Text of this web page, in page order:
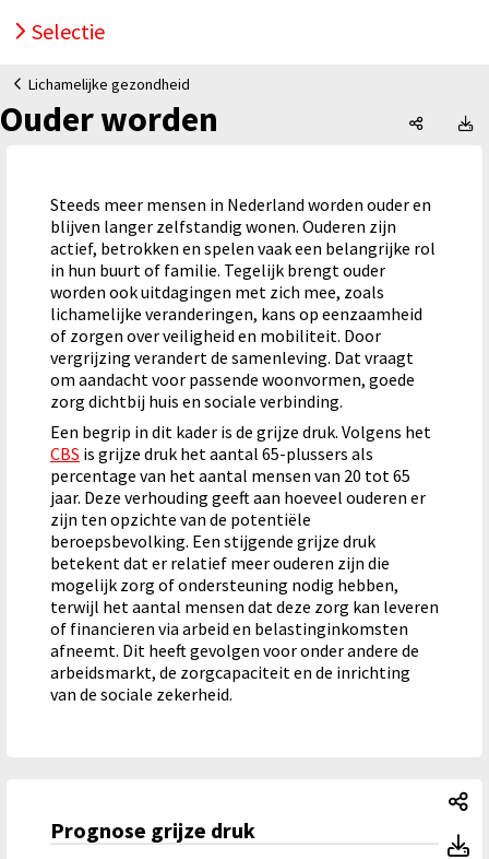
Selectie
Lichamelijke gezondheid
Ouder worden Ouder
Steeds meer mensen in Nederland worden ouder en
blijven langer zelfstandig wonen. Ouderen zijn
actief, betrokken en spelen vaak een belangrijke rol
in hun buurt of familie. Tegelijk brengt ouder
worden ook uitdagingen met zich mee, zoals
lichamelijke veranderingen, kans op eenzaamheid
of zorgen over veiligheid en mobiliteit. Door
vergrijzing verandert de samenleving. Dat vraagt
om aandacht voor passende woonvormen, goede
zorg dichtbij huis en sociale verbinding.
Een begrip in dit kader is de grijze druk. Volgens het
CBS is grijze druk het aantal 65-plussers als
percentage van het aantal mensen van 20 tot 65
jaar. Deze verhouding geeft aan hoeveel ouderen er
zijn ten opzichte van de potentiële
beroepsbevolking. Een stijgende grijze druk
betekent dat er relatief meer ouderen zijn die
mogelijk zorg of ondersteuning nodig hebben,
terwijl het aantal mensen dat deze zorg kan leveren
of financieren via arbeid en belastinginkomsten
afneemt. Dit heeft gevolgen voor onder andere de
arbeidsmarkt, de zorgcapaciteit en de inrichting
van de sociale zekerheid.
Prognose grijze druk
80%